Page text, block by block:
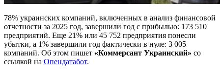
78% украинских компаний, включенных в анализ финансовой
отчетности за 2025 год, завершили год с прибылью: 173 510
предприятий. Еще 21% или 45 752 предприятия понесли
убытки, а 1% завершили год фактически в нуле: 3 005
компаний. Об этом пишет «Коммерсант Украинский» со
ссылкой на Опендатабот.